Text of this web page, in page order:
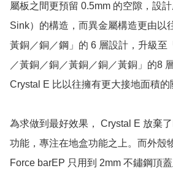
屬板之間更預留 0.5mm 的空隙，設
Sink）的構造，而異金屬構造更由以
黃銅／銅／鋼」的 6 層設計，升級至
／黃銅／銅／黃銅／銅／黃銅」的8
Crystal E 比以往擁有更大接地面積的
為求做到最好效果， Crystal E 放棄
功能，專注在地盒功能之上。而外殼
Force barEP 只用到 2mm 不鏽鋼頂